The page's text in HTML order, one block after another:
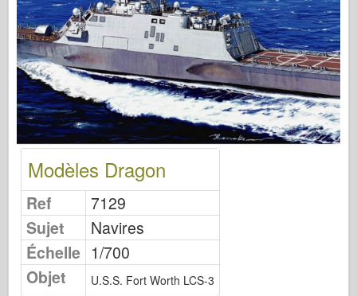
Éditions Osprey
Signal de l’escadron
TankPower (TankPower)
Camions et réservoirs
Waffen-Arsenal
Wydawnictwo Militaria
Maquettes (Maquettes)
Académie
Modèles Ace
AFV Club
Airfix
Force aérienne
Modèles Dragon
Ref
7129
Sujet
Navires
Échelle 1/700
Objet
U.S.S. Fort Worth LCS-3